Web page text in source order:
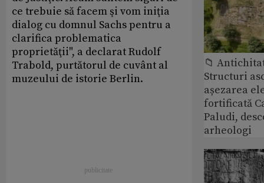
ce trebuie să facem şi vom iniţia
dialog cu domnul Sachs pentru a
clarifica problematica
proprietăţii", a declarat Rudolf
Trabold, purtătorul de cuvânt al
muzeului de istorie Berlin.
📁
Structuri
așezarea
fortificată
Paludi,
arheologi